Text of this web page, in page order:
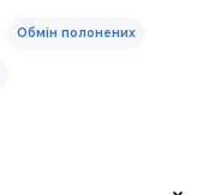
Обмін полонених